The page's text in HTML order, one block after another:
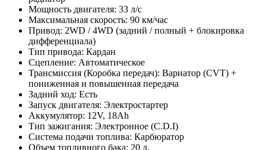
Мощность двигателя: 33 л/с
Максимальная скорость: 90 км/час
Привод: 2WD / 4WD (задний / полный + блокировка
дифференциала)
Тип привода: Кардан
Сцепление: Автоматическое
Трансмиссия (Коробка передач): Вариатор (CVT) +
пониженная и повышенная передача
Задний ход: Есть
Запуск двигателя: Электростартер
Аккумулятор: 12V, 18Ah
Тип зажигания: Электронное (C.D.I)
Система подачи топлива: Карбюратор
Объем топливного бака: 20 л.